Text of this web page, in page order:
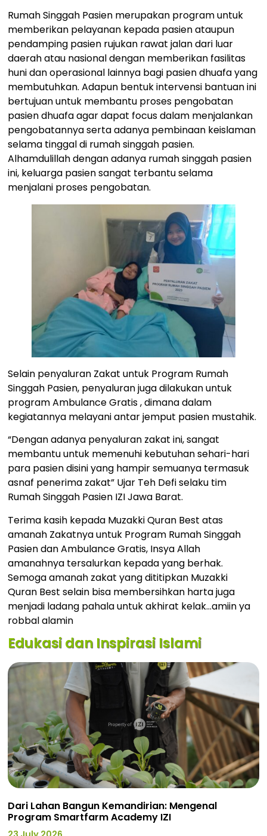
Rumah Singgah Pasien merupakan program untuk
memberikan pelayanan kepada pasien ataupun
pendamping pasien rujukan rawat jalan dari luar
daerah atau nasional dengan memberikan fasilitas
huni dan operasional lainnya bagi pasien dhuafa yang
membutuhkan. Adapun bentuk intervensi bantuan ini
bertujuan untuk membantu proses pengobatan
pasien dhuafa agar dapat focus dalam menjalankan
pengobatannya serta adanya pembinaan keislaman
selama tinggal di rumah singgah pasien.
Alhamdulillah dengan adanya rumah singgah pasien
ini, keluarga pasien sangat terbantu selama
menjalani proses pengobatan.
Selain penyaluran Zakat untuk Program Rumah
Singgah Pasien, penyaluran juga dilakukan untuk
program Ambulance Gratis , dimana dalam
kegiatannya melayani antar jemput pasien mustahik.
“Dengan adanya penyaluran zakat ini, sangat
membantu untuk memenuhi kebutuhan sehari-hari
para pasien disini yang hampir semuanya termasuk
asnaf penerima zakat” Ujar Teh Defi selaku tim
Rumah Singgah Pasien IZI Jawa Barat.
Terima kasih kepada Muzakki Quran Best atas
amanah Zakatnya untuk Program Rumah Singgah
Pasien dan Ambulance Gratis, Insya Allah
amanahnya tersalurkan kepada yang berhak.
Semoga amanah zakat yang dititipkan Muzakki
Quran Best selain bisa membersihkan harta juga
menjadi ladang pahala untuk akhirat kelak…amiin ya
robbal alamin
Edukasi dan Inspirasi Islami
Dari Lahan Bangun Kemandirian: Mengenal
Program Smartfarm Academy IZI